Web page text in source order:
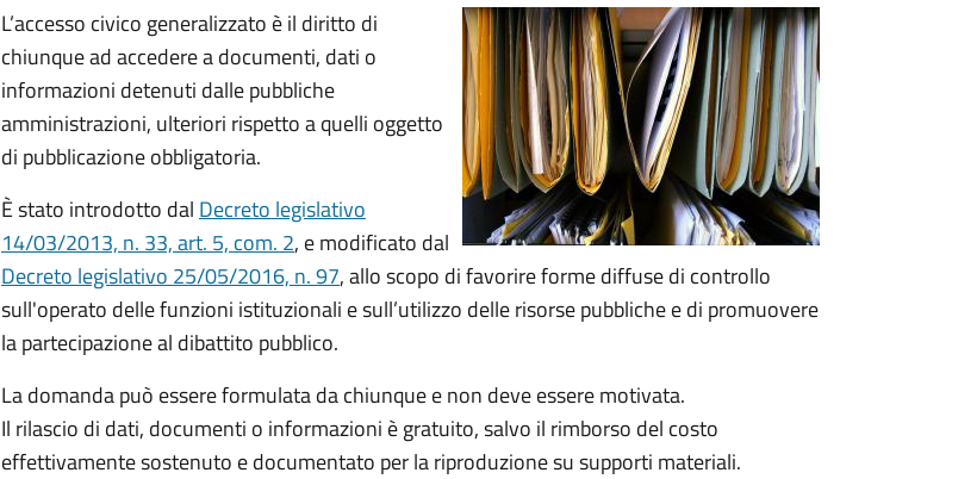
L’accesso civico generalizzato è il diritto di
chiunque ad accedere a documenti, dati o
informazioni detenuti dalle pubbliche
amministrazioni, ulteriori rispetto a quelli oggetto
di pubblicazione obbligatoria.
È stato introdotto dal Decreto legislativo
14/03/2013, n. 33, art. 5, com. 2, e modificato dal
Decreto legislativo 25/05/2016, n. 97, allo scopo di favorire forme diffuse di controllo
sull'operato delle funzioni istituzionali e sull’utilizzo delle risorse pubbliche e di promuovere
la partecipazione al dibattito pubblico.
La domanda può essere formulata da chiunque e non deve essere motivata.
Il rilascio di dati, documenti o informazioni è gratuito, salvo il rimborso del costo
effettivamente sostenuto e documentato per la riproduzione su supporti materiali.